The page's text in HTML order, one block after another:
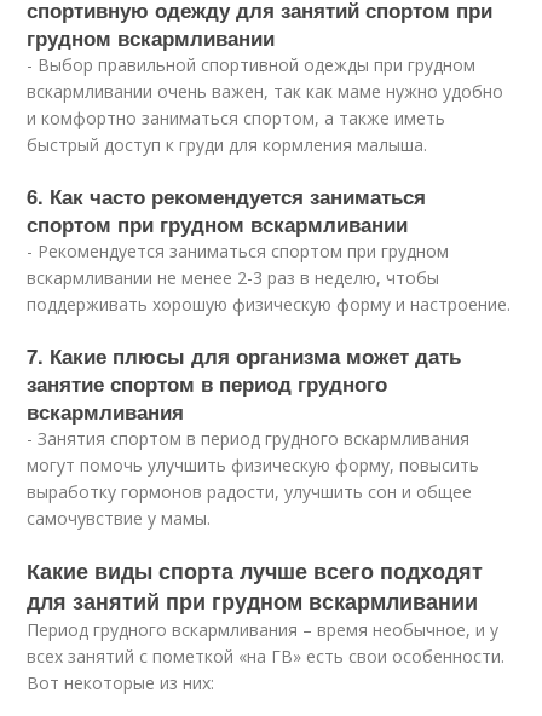
спортивную одежду для занятий спортом при
грудном вскармливании
- Выбор правильной спортивной одежды при грудном
вскармливании очень важен, так как маме нужно удобно
и комфортно заниматься спортом, а также иметь
быстрый доступ к груди для кормления малыша.
6. Как часто рекомендуется заниматься
спортом при грудном вскармливании
- Рекомендуется заниматься спортом при грудном
вскармливании не менее 2-3 раз в неделю, чтобы
поддерживать хорошую физическую форму и настроение.
7. Какие плюсы для организма может дать
занятие спортом в период грудного
вскармливания
- Занятия спортом в период грудного вскармливания
могут помочь улучшить физическую форму, повысить
выработку гормонов радости, улучшить сон и общее
самочувствие у мамы.
Какие виды спорта лучше всего подходят
для занятий при грудном вскармливании
Период грудного вскармливания – время необычное, и у
всех занятий с пометкой «на ГВ» есть свои особенности.
Вот некоторые из них: